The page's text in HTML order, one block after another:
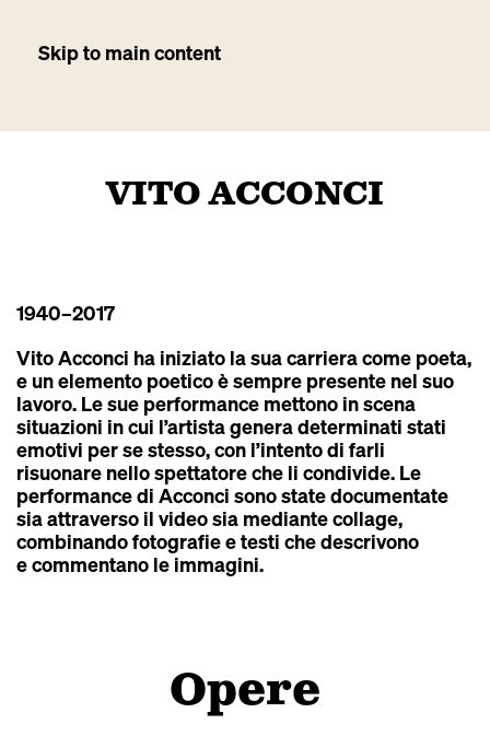
Skip to main content
VITO ACCONCI
1940–2017
Vito Acconci ha iniziato la sua carriera come poeta,
e un elemento poetico è sempre presente nel suo
lavoro. Le sue performance mettono in scena
situazioni in cui l’artista genera determinati stati
emotivi per se stesso, con l’intento di farli
risuonare nello spettatore che li condivide. Le
performance di Acconci sono state documentate
sia attraverso il video sia mediante collage,
combinando fotografie e testi che descrivono
e commentano le immagini.
Opere